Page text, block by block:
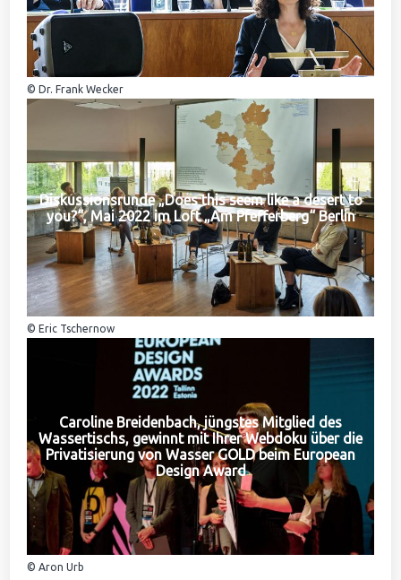
© Dr. Frank Wecker
Diskussionsrunde „Does this seem like a desert to
you?“, Mai 2022 im Loft „Am Pfefferberg“ Berlin
© Eric Tschernow
Caroline Breidenbach, jüngstes Mitglied des
Wassertischs, gewinnt mit Ihrer Webdoku über die
Privatisierung von Wasser GOLD beim European
Design Award
© Aron Urb